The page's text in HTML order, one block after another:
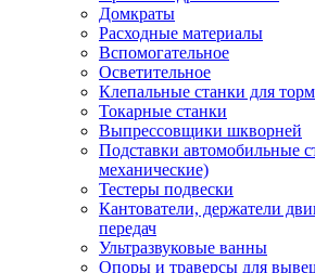
Домкраты
Расходные материалы
Вспомогательное
Осветительное
Клепальные станки для
Токарные станки
Выпрессовщики шкворней
Подставки автомобильные
механические)
Тестеры подвески
Кантователи, держатели
передач
Ультразвуковые ванны
Опоры и траверсы для